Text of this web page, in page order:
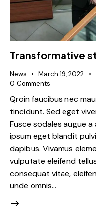
Transformative
News March 19, 2022
0 Comments
Qroin faucibus nec
tincidunt. Sed eget
Fusce sodales augue
ipsum eget blandit
dapibus. Vivamus
vulputate eleifend
consequat vitae,
unde omnis…